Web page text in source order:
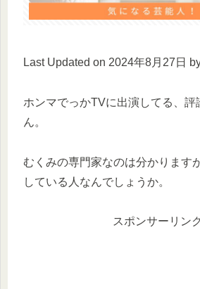
Last Updated on 2024年8月27日
ホンマでっかTVに出演してる、評
ん。
むくみの専門家なのは分かります
している人なんでしょうか。
スポンサーリンク